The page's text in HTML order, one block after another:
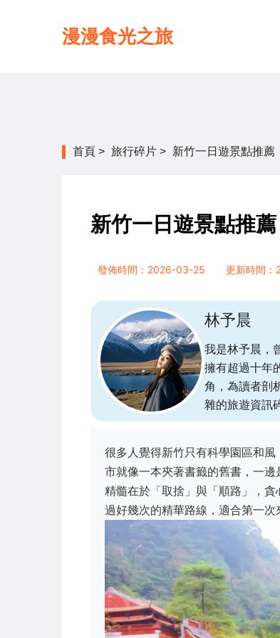
漫漫食光之旅
首頁 > 旅行碎片 > 新竹一日遊景點推薦
新竹一日遊景點推
發佈時間：2026-03-25 更新時間
林予晨
我是林予晨，
擁有超過十年
角，為讀者剖
雜的旅遊資訊
很多人覺得新竹只有科學園區和
市就像一本夾著書籤的舊書，一
精髓在於「取捨」與「順路」，
過好幾次的精華路線，適合第一次